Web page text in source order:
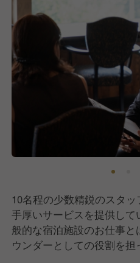
10名程の少数精鋭のスタ
手厚いサービスを提供し
般的な宿泊施設のお仕事
ウンダーとしての役割を担